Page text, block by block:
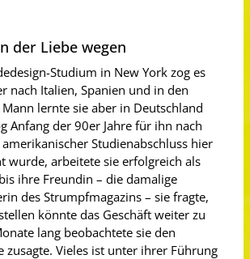
der Liebe wegen
Studium in New York zog es
nach Italien, Spanien und in den
lernte sie aber in Deutschland
Anfang der 90er Jahre für ihn nach
Studienabschluss hier
wurde, arbeitete sie erfolgreich als
ihre Freundin – die damalige
des Strumpfmagazins – sie fragte,
könnte das Geschäft weiter zu
lang beobachtete sie den
zusagte. Vieles ist unter ihrer Führung